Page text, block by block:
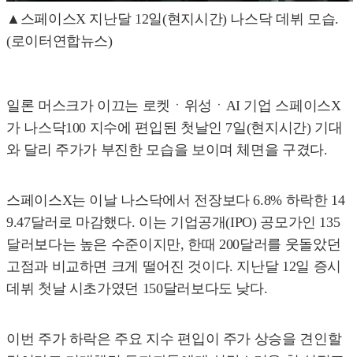
▲스페이스X 지난달 12일(현지시간) 나스닥 데뷔 모습.
(로이터연합뉴스)
일론 머스크가 이끄는 로켓ㆍ위성ㆍAI 기업 스페이스X
가 나스닥100 지수에 편입된 첫날인 7일(현지시간) 기대
와 달리 주가가 부진한 모습을 보이며 체면을 구겼다.
스페이스X는 이날 나스닥에서 전장보다 6.8% 하락한 14
9.47달러로 마감했다. 이는 기업공개(IPO) 공모가인 135
달러보다는 높은 수준이지만, 한때 200달러를 웃돌았던
고점과 비교하면 크게 떨어진 것이다. 지난달 12일 증시
데뷔 첫날 시초가였던 150달러보다도 낮다.
이번 주가 하락은 주요 지수 편입이 주가 상승을 견인할